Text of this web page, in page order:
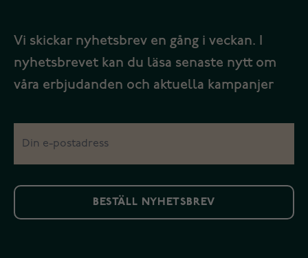
Vi skickar nyhetsbrev en gång i veckan. I
nyhetsbrevet kan du läsa senaste nytt om
våra erbjudanden och aktuella kampanjer
BESTÄLL NYHETSBREV